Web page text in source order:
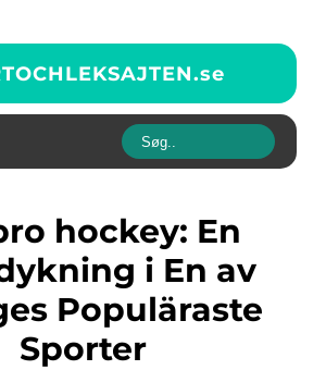
se
i En av
Populäraste
Sporter